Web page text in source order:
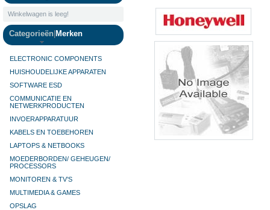
Winkelwagen is leeg!
Categorieën Merken
ELECTRONIC COMPONENTS
HUISHOUDELIJKE APPARATEN
SOFTWARE ESD
COMMUNICATIE EN
NETWERKPRODUCTEN
INVOERAPPARATUUR
KABELS EN TOEBEHOREN
LAPTOPS & NETBOOKS
MOEDERBORDEN/ GEHEUGEN/
PROCESSORS
MONITOREN & TV’S
MULTIMEDIA & GAMES
OPSLAG